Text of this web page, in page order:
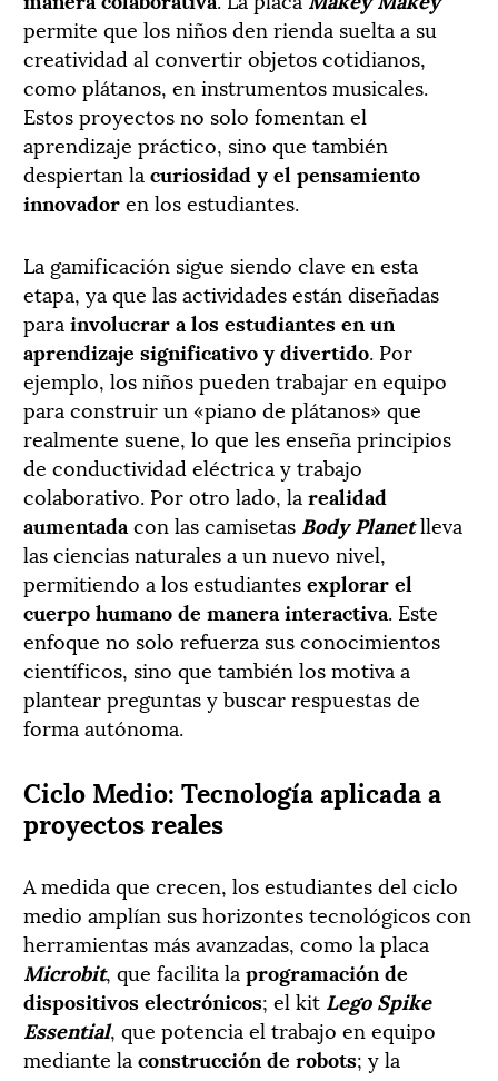
permite que los niños den rienda suelta a su
creatividad al convertir objetos cotidianos,
como plátanos, en instrumentos musicales.
Estos proyectos no solo fomentan el
aprendizaje práctico, sino que también
despiertan la curiosidad y el pensamiento
innovadoren los estudiantes.
La gamificación sigue siendo clave en esta
etapa, ya que las actividades están diseñadas
para involucrar a los estudiantes en un
aprendizaje significativo y divertido. Por
ejemplo, los niños pueden trabajar en equipo
para construir un «piano de plátanos» que
realmente suene, lo que les enseña principios
de conductividad eléctrica y trabajo
colaborativo. Por otro lado, la realidad
aumentada con las camisetas Body Planetlleva
las ciencias naturales a un nuevo nivel,
permitiendo a los estudiantesexplorar el
cuerpo humano de manera interactiva. Este
enfoque no solo refuerza sus conocimientos
científicos, sino que también los motiva a
plantear preguntas y buscar respuestas de
forma autónoma.
Ciclo Medio: Tecnología aplicada a
proyectos reales
A medida que crecen, los estudiantes del ciclo
medio amplían sus horizontes tecnológicos con
herramientas más avanzadas, como la placa
Microbit, que facilita la programación de
dispositivos electrónicos; el kit Lego Spike
Essential, que potencia el trabajo en equipo
mediante la construcción de robots; y la